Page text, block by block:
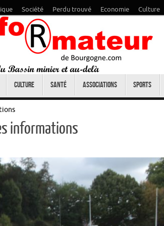
Société Perdu trouvé Economie Culture
Culture Santé Associations Sports
informations